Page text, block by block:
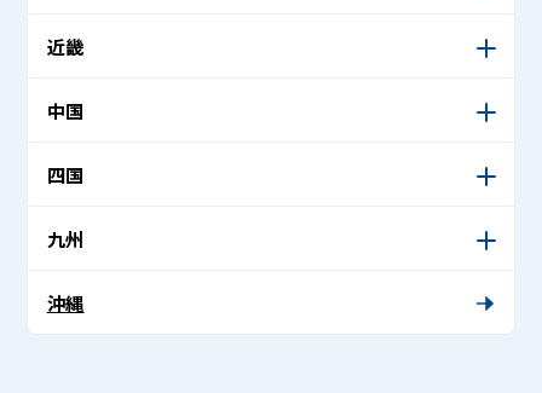
近畿
中国
四国
九州
沖縄